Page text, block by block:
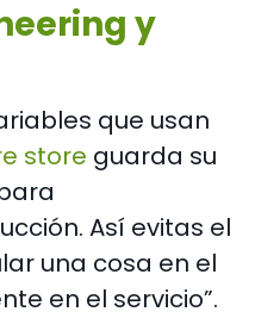
y
que usan
store guarda su
Así evitas el
una cosa en el
en el servicio”.